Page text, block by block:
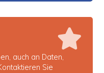
auch an Daten,
Sie